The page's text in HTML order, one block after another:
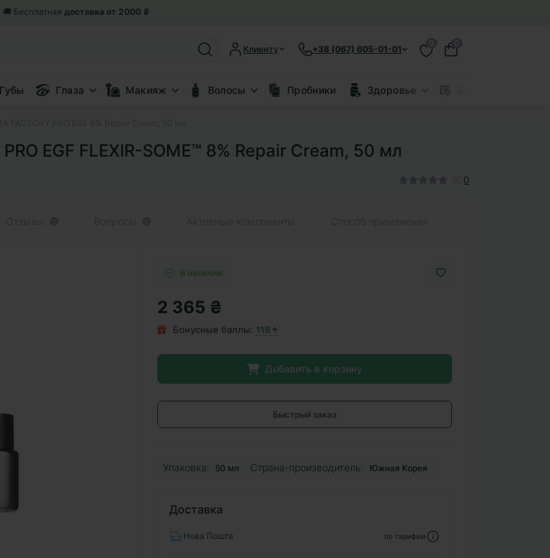
5% от заказабонусными баллами
Клиенту +38 (067) 605-01-01
Губы Глаза Макияж Волосы Пробники Здоровье
EGF FLEXIR-SOME™ 8% Repair Cream, 50 мл
0
В наличии
2 365 ₴
Бонусные баллы: 118✦
Добавить в корзину
Быстрый заказ
Упаковка: 50 мл Страна-производитель: Южная Корея
Доставка
Нова Пошта по тарифам